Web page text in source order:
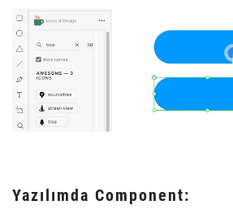
Yazılımda Component: